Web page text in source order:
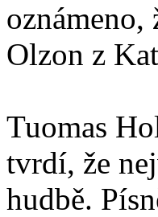
oznámeno,
Olzon z
Tuomas
tvrdí, že
hudbě.